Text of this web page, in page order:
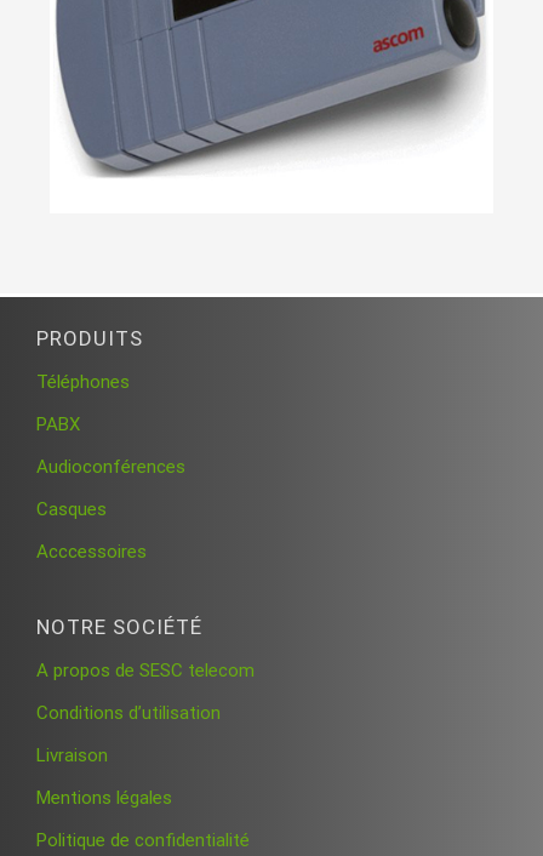
PRODUITS
Téléphones
PABX
Audioconférences
Casques
Acccessoires
NOTRE SOCIÉTÉ
A propos de SESC telecom
Conditions d’utilisation
Livraison
Mentions légales
Politique de confidentialité